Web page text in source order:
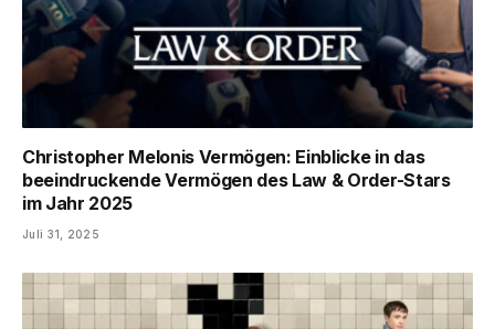
Christopher Melonis Vermögen: Einblicke in das
beeindruckende Vermögen des Law & Order-Stars
im Jahr 2025
Juli 31, 2025